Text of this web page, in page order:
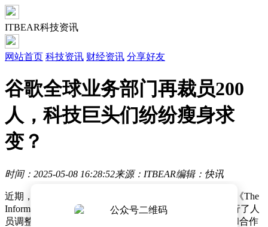
ITBEAR科技资讯
网站首页 科技资讯 财经资讯 分享好友
谷歌全球业务部门再裁员200
人，科技巨头们纷纷瘦身求
变？
时间：2025-05-08 16:28:52来源：ITBEAR编辑：快讯
近期，全球科技巨头谷歌再次成为裁员风波的焦点。据《The
Information》透露，谷歌在本周二对其全球业务部门进行了人
员调整，约200名员工受到影响，该部门主要涉及销售和合作